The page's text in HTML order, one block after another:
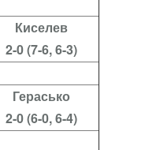
Киселев
2-0 (7-6, 6-3)
Герасько
2-0 (6-0, 6-4)